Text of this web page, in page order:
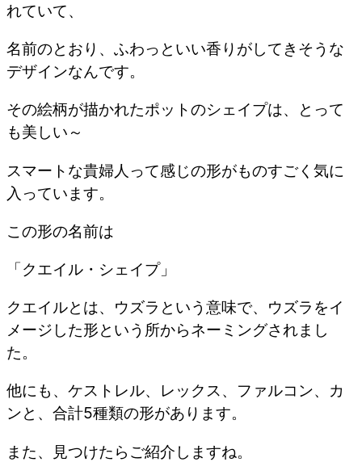
れていて、
名前のとおり、ふわっといい香りがしてきそうな
デザインなんです。
その絵柄が描かれたポットのシェイプは、とって
も美しい～
スマートな貴婦人って感じの形がものすごく気に
入っています。
この形の名前は
「クエイル・シェイプ」
クエイルとは、ウズラという意味で、ウズラをイ
メージした形という所からネーミングされまし
た。
他にも、ケストレル、レックス、ファルコン、カ
ンと、合計5種類の形があります。
また、見つけたらご紹介しますね。